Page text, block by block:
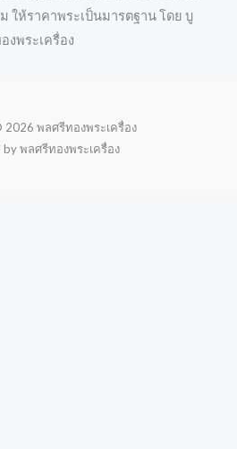
ให้ราคาพระเป็นมารตฐาน โดย บู
งพระเครื่อง
2026 พลศรีทองพระเครื่อง
by พลศรีทองพระเครื่อง